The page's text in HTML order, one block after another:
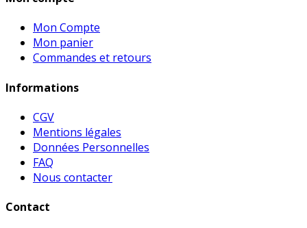
Mon Compte
Mon panier
Commandes et retours
Informations
CGV
Mentions légales
Données Personnelles
FAQ
Nous contacter
Contact